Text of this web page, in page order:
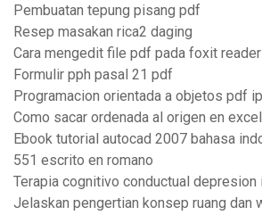
Pembuatan tepung pisang pdf
Resep masakan rica2 daging
Cara mengedit file pdf pada foxit reader
Formulir pph pasal 21 pdf
Programacion orientada a objetos pdf
Como sacar ordenada al origen en excel
Ebook tutorial autocad 2007 bahasa
551 escrito en romano
Terapia cognitivo conductual
Jelaskan pengertian konsep ruang dan